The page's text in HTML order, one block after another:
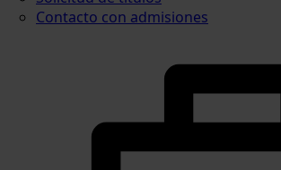
Contacto con admisiones